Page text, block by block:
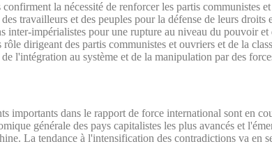
confirment la nécessité de renforcer les partis
travailleurs et des peuples pour la défense de leurs
inter-impérialistes pour une rupture au niveau du pouvoir
rôle dirigeant des partis communistes et ouvriers et de la
l'intégration au système et de la manipulation par des
importants dans le rapport de force international sont en
générale des pays capitalistes les plus avancés et
La tendance à l'intensification des contradictions va en